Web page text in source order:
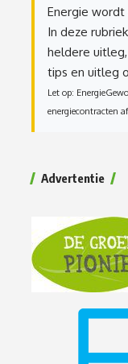
Energie
In deze
heldere
tips en uitleg
Let op:
energiecontracten af.
Advertentie